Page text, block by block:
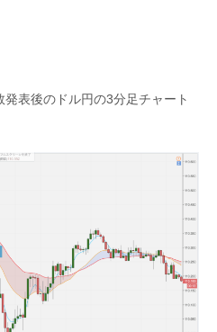
表後のドル円の3分足チャート